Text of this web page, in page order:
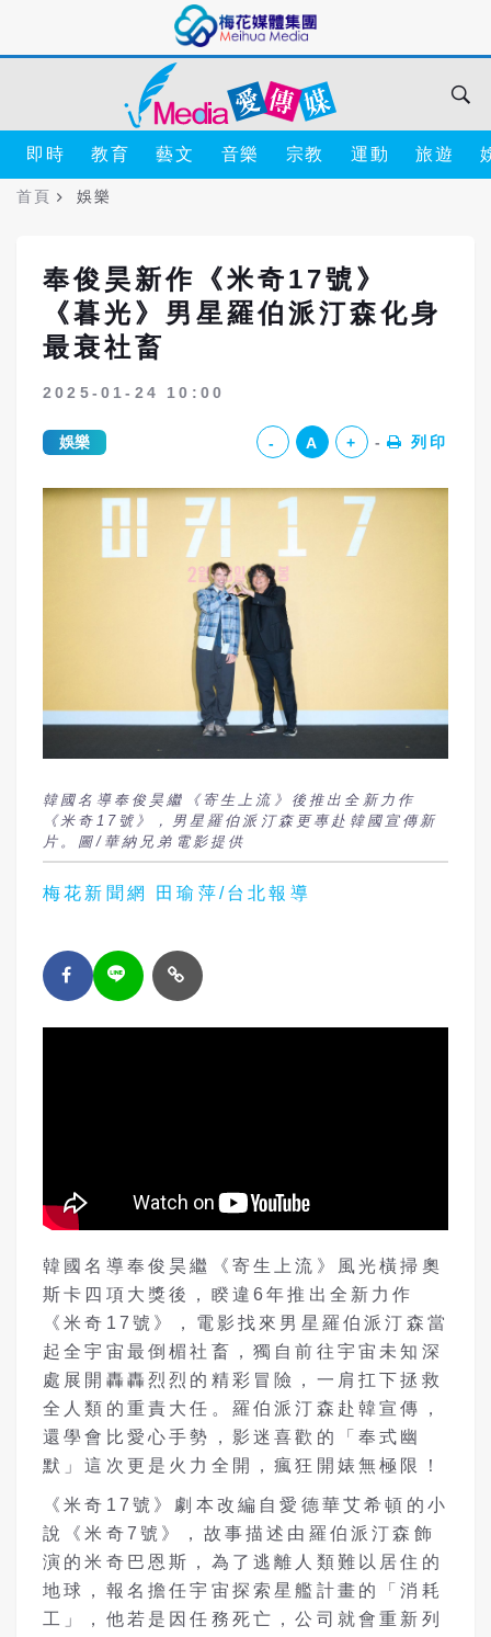
即時 教育 藝文 音樂 宗教 運動 旅遊
首頁 娛樂
奉俊昊新作《米奇17號》
《暮光》男星羅伯派汀森化身
最衰社畜
2025-01-24 10:00
娛樂 - A + 列印
韓國名導奉俊昊繼《寄生上流》後推出全新力作
《米奇17號》，男星羅伯派汀森更專赴韓國宣傳新
片。圖/華納兄弟電影提供
梅花新聞網 田瑜萍/台北報導
韓國名導奉俊昊繼《寄生上流》風光橫掃奧
斯卡四項大獎後，睽違6年推出全新力作
《米奇17號》，電影找來男星羅伯派汀森當
起全宇宙最倒楣社畜，獨自前往宇宙未知深
處展開轟轟烈烈的精彩冒險，一肩扛下拯救
全人類的重責大任。羅伯派汀森赴韓宣傳，
還學會比愛心手勢，影迷喜歡的「奉式幽
默」這次更是火力全開，瘋狂開婊無極限！
《米奇17號》劇本改編自愛德華艾希頓的小
說《米奇7號》，故事描述由羅伯派汀森飾
演的米奇巴恩斯，為了逃離人類難以居住的
地球，報名擔任宇宙探索星艦計畫的「消耗
工」，他若是因任務死亡，公司就會重新列